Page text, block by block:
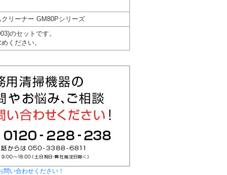
リーナー GM80Pシリーズ
のセットです。
ください。
い合わせください！